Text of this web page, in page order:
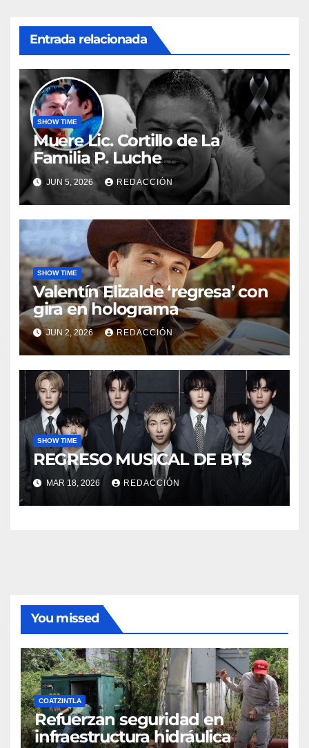
Entrada relacionada
SHOW TIME
Muere Lic. Cortillo de La
Familia P. Luche
JUN 5, 2026 REDACCIÓN
SHOW TIME
Valentín Elizalde ‘regresa’ con
gira en holograma
JUN 2, 2026 REDACCIÓN
SHOW TIME
REGRESO MUSICAL DE BTS
MAR 18, 2026 REDACCIÓN
You missed
COATZINTLA
Refuerzan seguridad en
infraestructura hidráulica